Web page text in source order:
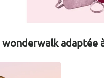
wonderwalk adaptée